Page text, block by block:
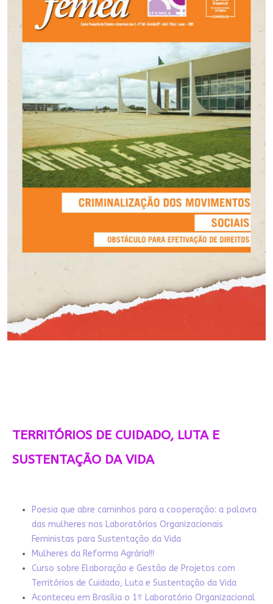
TERRITÓRIOS DE CUIDADO, LUTA E
SUSTENTAÇÃO DA VIDA
Poesia que abre caminhos para a cooperação: a palavra
das mulheres nos Laboratórios Organizacionais
Feministas para Sustentação da Vida
Mulheres da Reforma Agrária!!!
Curso sobre Elaboração e Gestão de Projetos com
Territórios de Cuidado, Luta e Sustentação da Vida
Aconteceu em Brasília o 1º Laboratório Organizacional